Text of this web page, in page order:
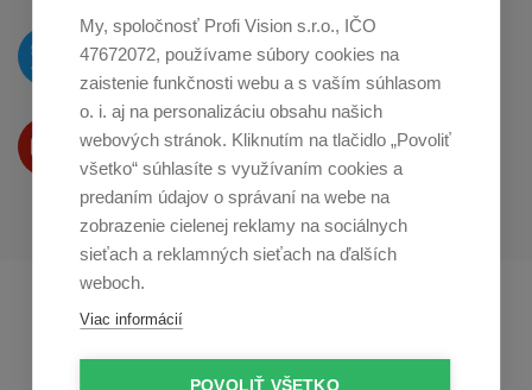
My, spoločnosť Profi Vision s.r.o., IČO
47672072, používame súbory cookies na
zaistenie funkčnosti webu a s vaším súhlasom
o. i. aj na personalizáciu obsahu našich
webových stránok. Kliknutím na tlačidlo „Povoliť
všetko“ súhlasíte s využívaním cookies a
predaním údajov o správaní na webe na
zobrazenie cielenej reklamy na sociálnych
sieťach a reklamných sieťach na ďalších
weboch.
Viac informácií
POVOLIŤ VŠETKO
O novinkách píšeme
naTwitteri
Produkty Vám predstavujeme
na Youtube
Profikuchař.cz